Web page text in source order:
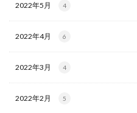
2022年5月 4
2022年4月 6
2022年3月 4
2022年2月 5